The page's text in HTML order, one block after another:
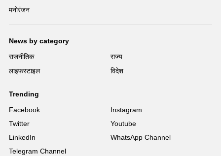
मनोरंजन
News by category
राजनीतिक
राज्य
लाइफस्टाइल
विदेश
Trending
Facebook
Instagram
Twitter
Youtube
LinkedIn
WhatsApp Channel
Telegram Channel